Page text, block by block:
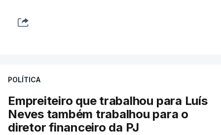
POLÍTICA
Empreiteiro que trabalhou para Luís
Neves também trabalhou para o
diretor financeiro da PJ